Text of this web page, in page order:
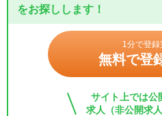
をお探しします！
1分で登録
無料で登
サイト上では公
求人（非公開求